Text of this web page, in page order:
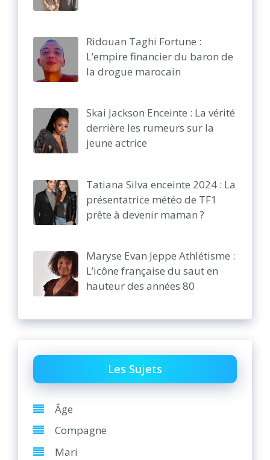
Ridouan Taghi Fortune :
L’empire financier du baron de
la drogue marocain
Skai Jackson Enceinte : La vérité
derrière les rumeurs sur la
jeune actrice
Tatiana Silva enceinte 2024 : La
présentatrice météo de TF1
prête à devenir maman ?
Maryse Evan Jeppe Athlétisme :
L’icône française du saut en
hauteur des années 80
Les Sujets
Âge
Compagne
Mari